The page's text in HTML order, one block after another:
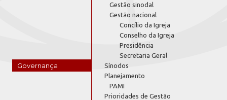
Governança
Gestão sinodal
Gestão nacional
Concílio da Igreja
Conselho da Igreja
Presidência
Secretaria Geral
Sínodos
Planejamento
PAMI
Prioridades de Gestão